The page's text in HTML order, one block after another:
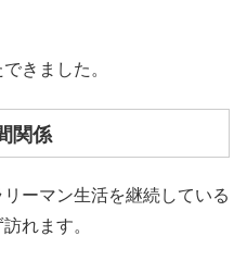
きました。
関係
ーマン生活を継続している
れます。